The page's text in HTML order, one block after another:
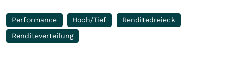
Performance Hoch/Tief
Renditedreieck
Renditeverteilung